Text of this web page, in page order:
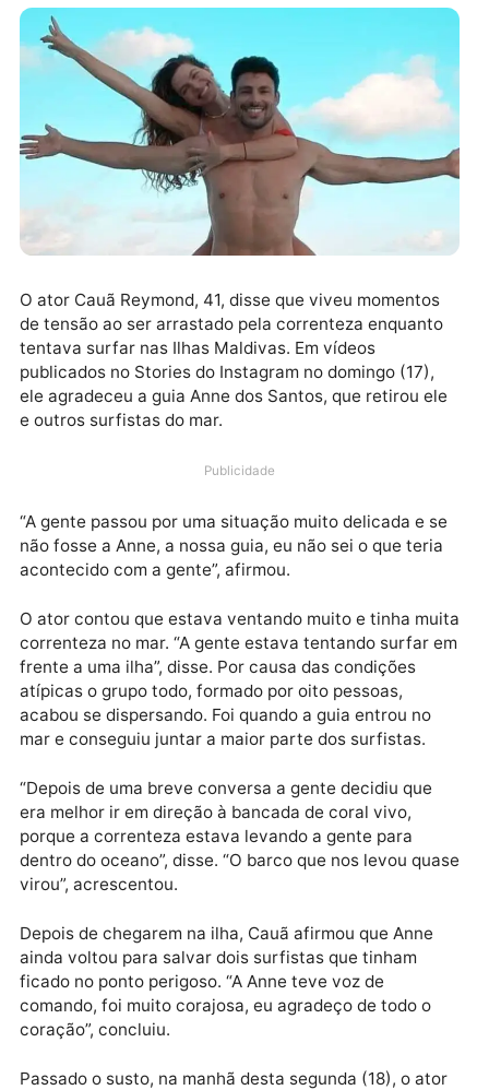
O ator Cauã Reymond, 41, disse que viveu momentos
de tensão ao ser arrastado pela correnteza
publicados no Stories do Instagram no domingo (17),
e outros surfistas do mar.
Publicidade
“A gente passou por uma situação muito delicada e
não fosse a Anne, a nossa guia, eu não sei o que
acontecido com a gente”, afirmou.
O ator contou que estava ventando muito e tinha
frente a uma ilha”, disse. Por causa das condições
atípicas o grupo todo, formado por oito pessoas,
acabou se dispersando. Foi quando a guia entrou no
mar e conseguiu juntar a maior parte dos surfistas.
“Depois de uma breve conversa a gente decidiu que
era melhor ir em direção à bancada de coral vivo,
porque a correnteza estava levando a gente para
dentro do oceano”, disse. “O barco que nos levou
virou”, acrescentou.